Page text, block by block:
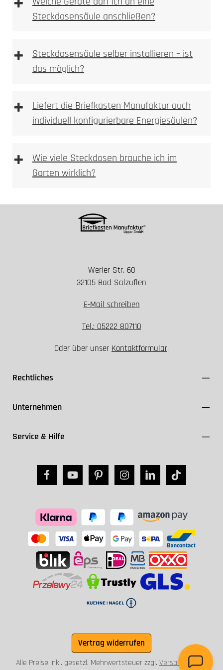
Leitungsschutzschalter
UV-stabile Oberflächen
Steckdosensäule anschließen?
+
Steckdosensäule selber installieren – ist
das möglich?
Installation nur spannungsfrei durchführen
Kabel ausschließlich für den Außenbereich (z. B.
VDE- und Herstellerangaben einhalten
+
Liefert die Briefkasten Manufaktur auch
individuell konfigurierbare Energiesäulen?
+
Wie viele Steckdosen brauche ich im
Garten wirklich?
Werler Str. 60
32105 Bad Salzuflen
E-Mail schreiben
Tel.: 05222 807110
Oder über unser Kontaktformular.
Rechtliches
Unternehmen
Service & Hilfe
Vertrag widerrufen
Alle Preise inkl. gesetzl. Mehrwertsteuer zzgl. Versandkosten